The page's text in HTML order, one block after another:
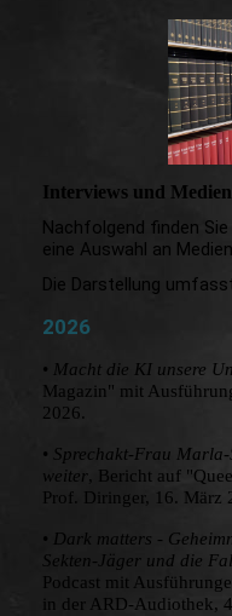
Interviews und
Nachfolgend finden
eine Auswahl an
Die Darstellung
2026
• Macht die KI unsere
Magazin" mit
2026.
• Sprechakt-Frau
weiter, Bericht auf
Prof. Diringer, 16. März
• Dark matters -
Sekten-Jäger und die
Podcast mit
in der ARD-Audiothek,